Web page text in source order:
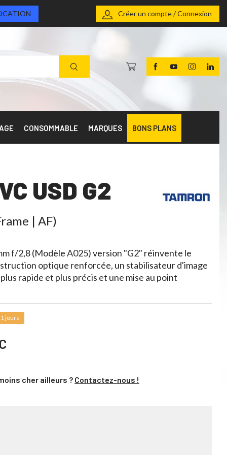
Créer un compte / Connexion
CONSOMMABLE MARQUES BONS PLANS
USD G2
| AF)
f/2,8 (Modèle A025) version "G2" réinvente le
optique renforcée, un stabilisateur d'image
rapide et plus précis et une mise au point
jours
cher ailleurs ? Contactez-nous !